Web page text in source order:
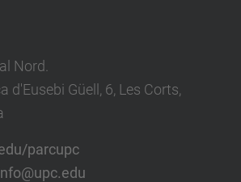
by
Nord.
d'Eusebi Güell, 6, Les Corts,
parcupc